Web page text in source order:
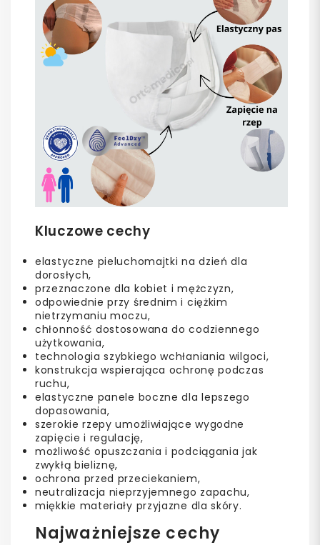
Kluczowe cechy
elastyczne pieluchomajtki na dzień dla
dorosłych,
przeznaczone dla kobiet i mężczyzn,
odpowiednie przy średnim i ciężkim
nietrzymaniu moczu,
chłonność dostosowana do codziennego
użytkowania,
technologia szybkiego wchłaniania wilgoci,
konstrukcja wspierająca ochronę podczas
ruchu,
elastyczne panele boczne dla lepszego
dopasowania,
szerokie rzepy umożliwiające wygodne
zapięcie i regulację,
możliwość opuszczania i podciągania jak
zwykłą bieliznę,
ochrona przed przeciekaniem,
neutralizacja nieprzyjemnego zapachu,
miękkie materiały przyjazne dla skóry.
Najważniejsze cechy